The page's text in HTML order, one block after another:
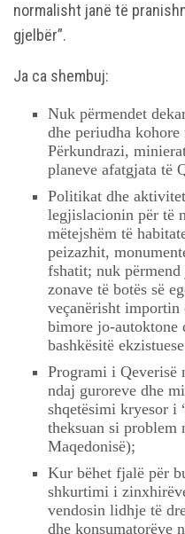
normalisht janë të
gjelbër”.
Ja ca shembuj:
Nuk përmendet
dhe periudha
Përkundrazi,
planeve afatgjata të
Politikat dhe
legjislacionin për të
mëtejshëm të
peizazhit,
fshatit; nuk
zonave të botës së
veçanërisht importin
bimore jo-autoktone
bashkësitë
Programi i Qeverisë
ndaj guroreve dhe
shqetësimi kryesor i
theksuan si problem
Maqedonisë);
Kur bëhet fjalë për
shkurtimi i
vendosin lidhje të
dhe konsumatorëve